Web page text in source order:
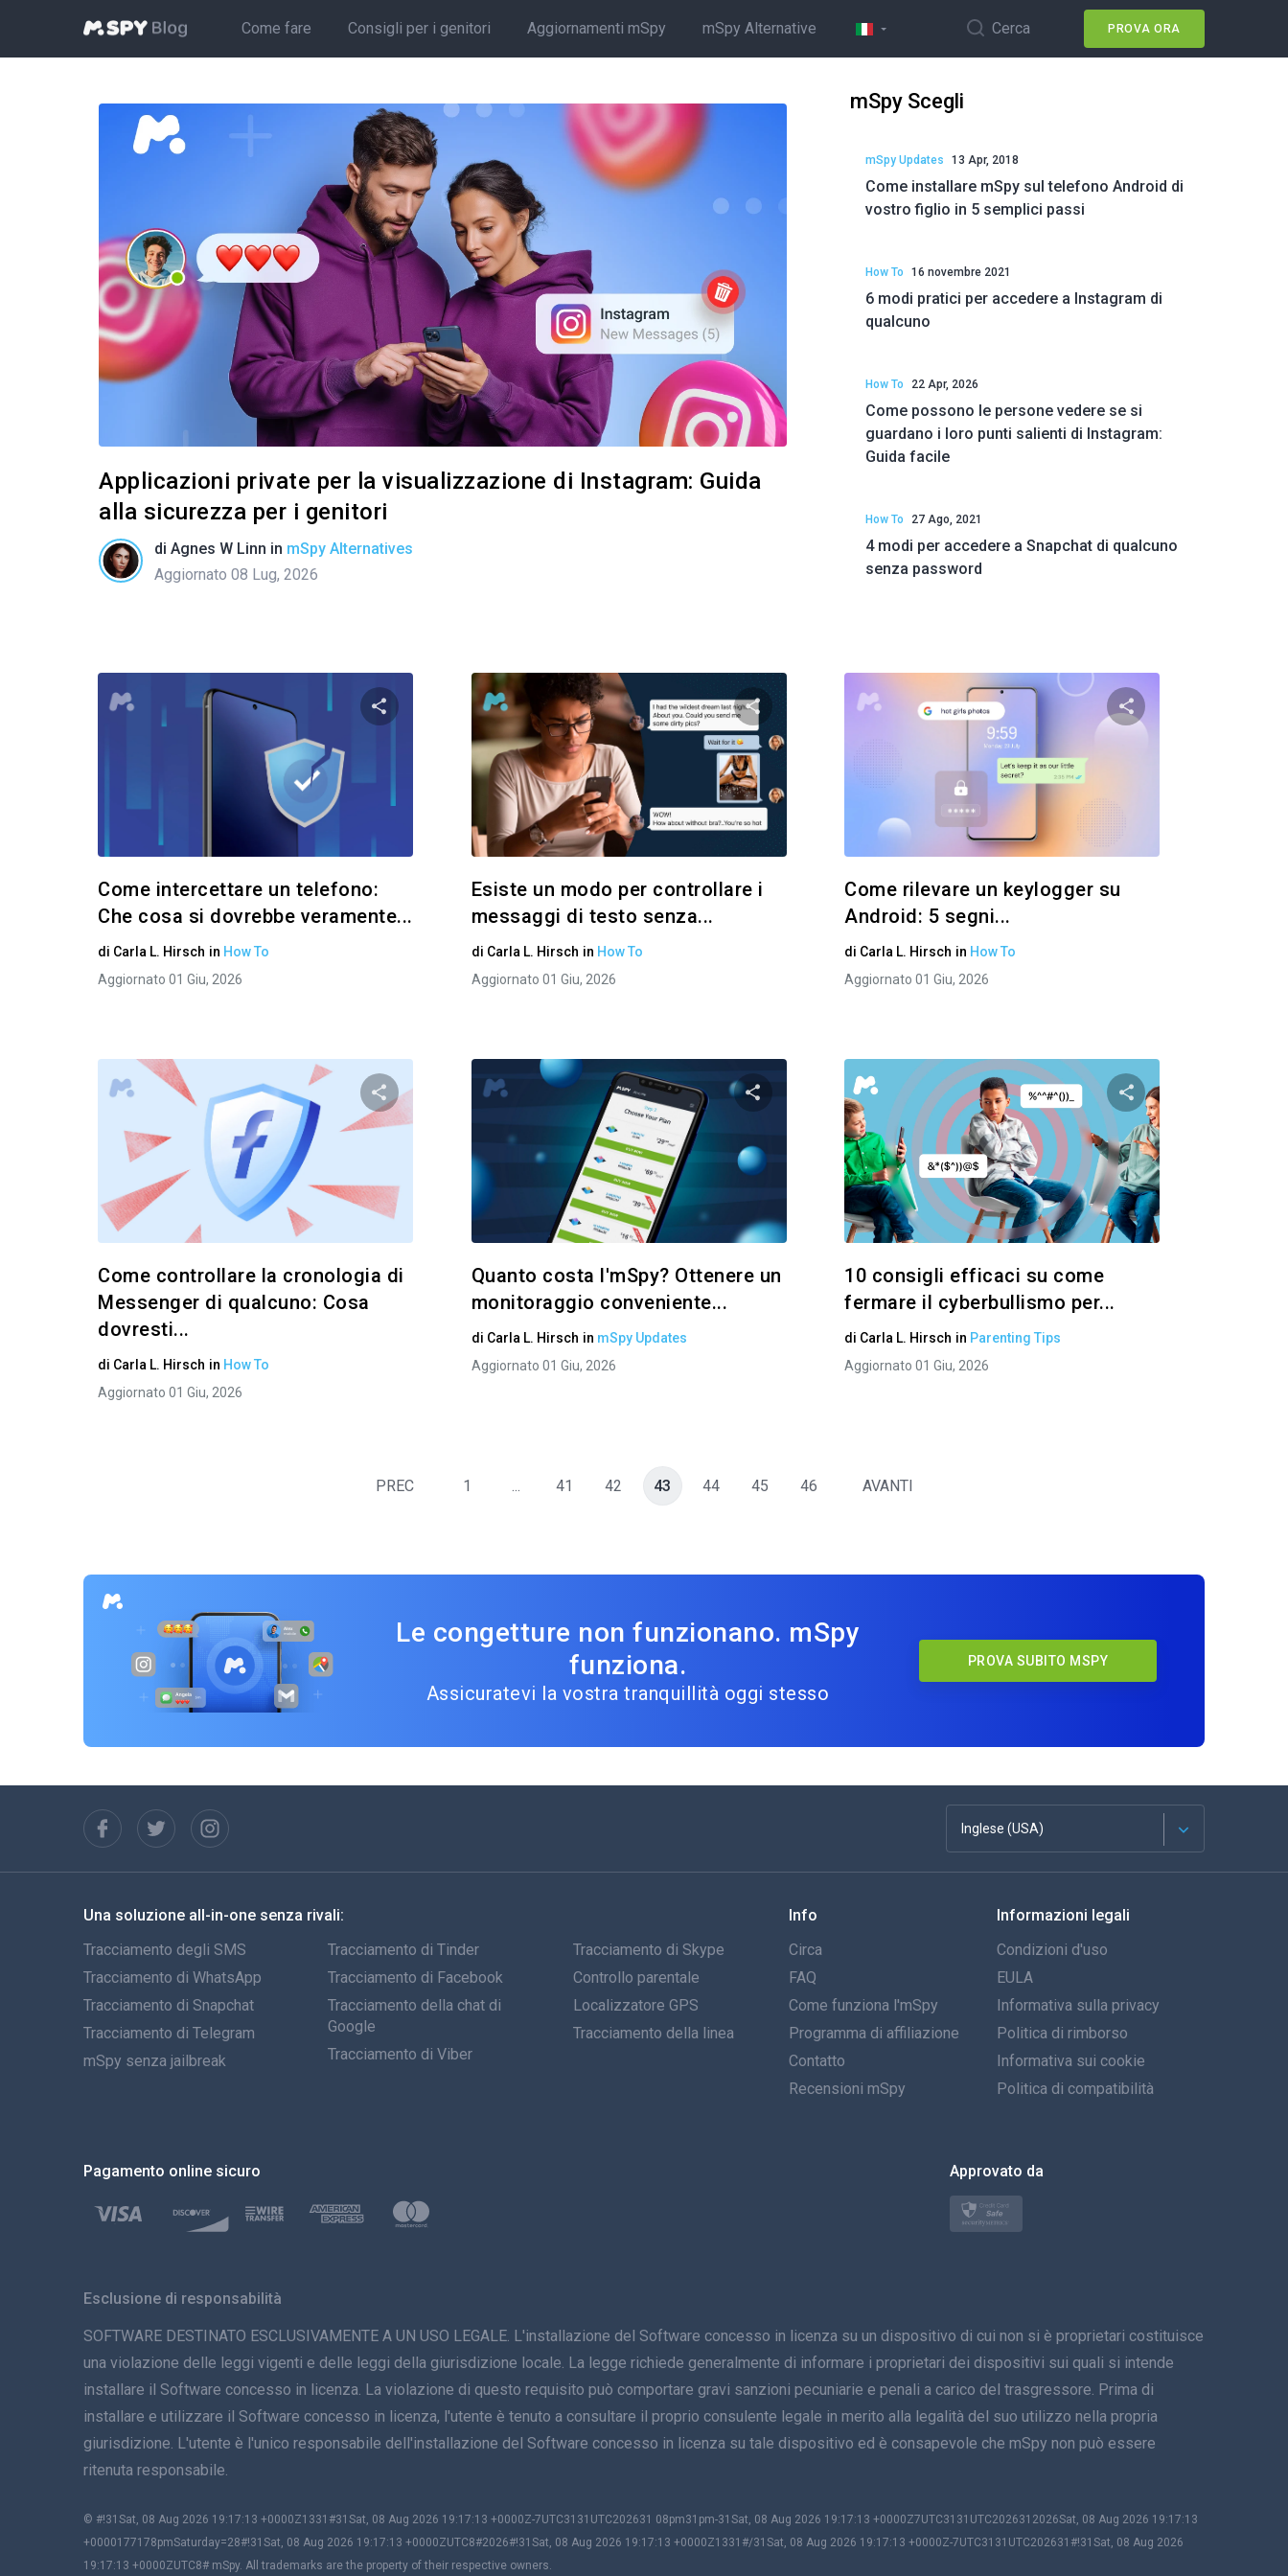
Come fare Consigli per i genitori Aggiornamenti mSpy mSpy Alternative Cerca PROVA ORA
Applicazioni private per la visualizzazione di Instagram: Guida
alla sicurezza per i genitori
di Agnes W Linn in mSpy Alternatives
Aggiornato 08 Lug, 2026
mSpy Scegli
mSpy Updates 13 Apr, 2018
Come installare mSpy sul telefono Android di
vostro figlio in 5 semplici passi
How To 16 novembre 2021
6 modi pratici per accedere a Instagram di
qualcuno
How To 22 Apr, 2026
Come possono le persone vedere se si
guardano i loro punti salienti di Instagram:
Guida facile
How To 27 Ago, 2021
4 modi per accedere a Snapchat di qualcuno
senza password
Condividi questo articolo
Facebook Copia link
Come intercettare un telefono:
Che cosa si dovrebbe veramente...
di Carla L. Hirsch in How To
Aggiornato 01 Giu, 2026
Condividi questo articolo
Esiste un modo per controllare i
messaggi di testo senza...
di Carla L. Hirsch in How To
Aggiornato 01 Giu, 2026
Come rilevare un keylogger su
Android: 5 segni...
di Carla L. Hirsch in How To
Aggiornato 01 Giu, 2026
Condividi questo articolo
Twitter Facebook Copia link
Come controllare la cronologia di
Messenger di qualcuno: Cosa
dovresti...
di Carla L. Hirsch in How To
Aggiornato 01 Giu, 2026
Condividi questo articolo
Twitter Facebook Copia link
Quanto costa l'mSpy? Ottenere un
monitoraggio conveniente...
di Carla L. Hirsch in mSpy Updates
Aggiornato 01 Giu, 2026
Condividi questo
Twitter
10 consigli efficaci su come
fermare il cyberbullismo per...
di Carla L. Hirsch in Parenting Tips
Aggiornato 01 Giu, 2026
PREC 1 ... 41 42 43 44 45 46 AVANTI
Le congetture non funzionano. mSpy
funziona.
Assicuratevi la vostra tranquillità oggi stesso
PROVA SUBITO MSPY
Inglese (USA)
Français
Español
Portoghese
Italiano
Türkçe
Norsk
Svenska
Dansk
Una soluzione all-in-one senza rivali:
Tracciamento degli SMS
Tracciamento di WhatsApp
Tracciamento di Snapchat
Tracciamento di Telegram
mSpy senza jailbreak
Tracciamento di Tinder
Tracciamento di Facebook
Tracciamento della chat di
Google
Tracciamento di Viber
Tracciamento di Skype
Controllo parentale
Localizzatore GPS
Tracciamento della linea
Info
Circa
FAQ
Come funziona l'mSpy
Programma di affiliazione
Contatto
Recensioni mSpy
Informazioni legali
Condizioni d'uso
EULA
Informativa sulla privacy
Politica di rimborso
Informativa sui cookie
Politica di compatibilità
Pagamento online sicuro Approvato da
Esclusione di responsabilità
SOFTWARE DESTINATO ESCLUSIVAMENTE A UN USO LEGALE. L'installazione del Software concesso in licenza su un dispositivo di cui non si è proprietari costituisce
una violazione delle leggi vigenti e delle leggi della giurisdizione locale. La legge richiede generalmente di informare i proprietari dei dispositivi sui quali si intende
installare il Software concesso in licenza. La violazione di questo requisito può comportare gravi sanzioni pecuniarie e penali a carico del trasgressore. Prima di
installare e utilizzare il Software concesso in licenza, l'utente è tenuto a consultare il proprio consulente legale in merito alla legalità del suo utilizzo nella propria
giurisdizione. L'utente è l'unico responsabile dell'installazione del Software concesso in licenza su tale dispositivo ed è consapevole che mSpy non può essere
ritenuta responsabile.
© #!31Sat, 08 Aug 2026 19:17:13 +0000Z1331#31Sat, 08 Aug 2026 19:17:13 +0000Z-7UTC3131UTC202631 08pm31pm-31Sat, 08 Aug 2026 19:17:13 +0000Z7UTC3131UTC2026312026Sat, 08 Aug 2026 19:17:13
+0000177178pmSaturday=28#!31Sat, 08 Aug 2026 19:17:13 +0000ZUTC8#2026#!31Sat, 08 Aug 2026 19:17:13 +0000Z1331#/31Sat, 08 Aug 2026 19:17:13 +0000Z-7UTC3131UTC202631#!31Sat, 08 Aug 2026
19:17:13 +0000ZUTC8# mSpy. All trademarks are the property of their respective owners.